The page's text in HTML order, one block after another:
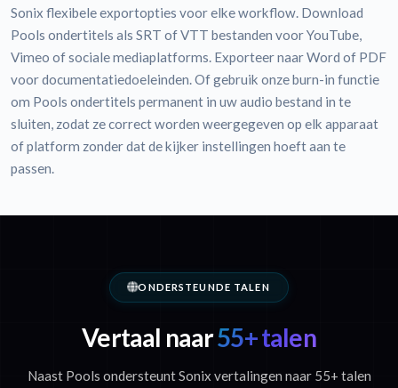
Sonix flexibele exportopties voor elke workflow. Download
Pools ondertitels als SRT of VTT bestanden voor YouTube,
Vimeo of sociale mediaplatforms. Exporteer naar Word of PDF
voor documentatiedoeleinden. Of gebruik onze burn-in functie
om Pools ondertitels permanent in uw audio bestand in te
sluiten, zodat ze correct worden weergegeven op elk apparaat
of platform zonder dat de kijker instellingen hoeft aan te
passen.
ONDERSTEUNDE TALEN
Vertaal naar55+ talen
Naast Pools ondersteunt Sonix vertalingen naar 55+ talen